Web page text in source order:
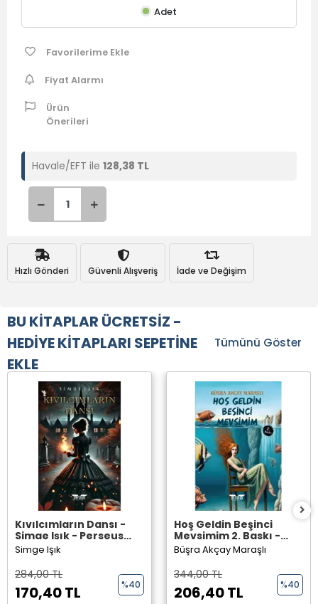
Adet
Favorilerime Ekle
Fiyat Alarmı
Ürün
Önerileri
Havale/EFT ile 128,38 TL
Hızlı Gönderi Güvenli Alışveriş İade ve Değişim
BU KİTAPLAR ÜCRETSİZ -
HEDİYE KİTAPLARI SEPETİNE
EKLE
Tümünü Göster
Kıvılcımların Dansı -
Simge Işık - Perseus
Yayınevi -
Simge Işık
284,00 TL
170,40 TL %40
Hoş Geldin Beşinci
Mevsimim 2. Baskı -
Büşra Akçay Maraşlı -
Perseus Yayınevi -
Büşra Akçay Maraşlı
344,00 TL
206,40 TL %40